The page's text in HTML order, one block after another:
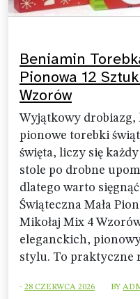
Beniamin
Pionowa 12
Wzorów
Wyjątkowy drobiazg,
pionowe torebki
święta, liczy się
stole po drobne
dlatego warto
Świąteczna Mała
Mikołaj Mix 4
eleganckich,
stylu. To praktyczne
- 28 CZERWCA 2026 BY